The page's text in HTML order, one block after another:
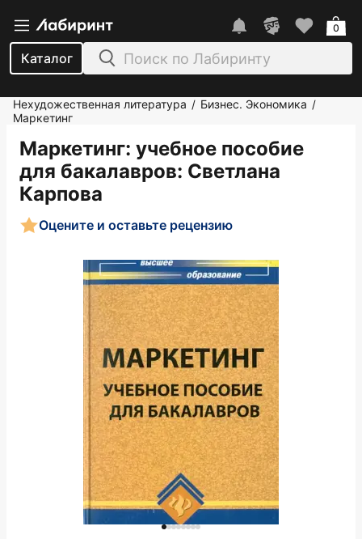
Каталог
0
Нехудожественная литература / Бизнес. Экономика /
Маркетинг
Маркетинг: учебное пособие
для бакалавров: Светлана
Карпова
Оцените и оставьте рецензию